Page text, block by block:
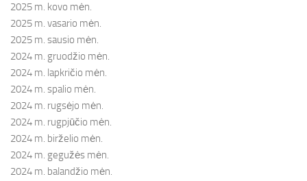
2025 m. kovo mėn.
2025 m. vasario mėn.
2025 m. sausio mėn.
2024 m. gruodžio mėn.
2024 m. lapkričio mėn.
2024 m. spalio mėn.
2024 m. rugsėjo mėn.
2024 m. rugpjūčio mėn.
2024 m. birželio mėn.
2024 m. gegužės mėn.
2024 m. balandžio mėn.